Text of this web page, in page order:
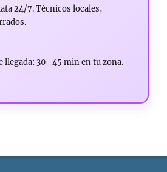
24/7. Técnicos locales,
llegada: 30–45 min en tu zona.